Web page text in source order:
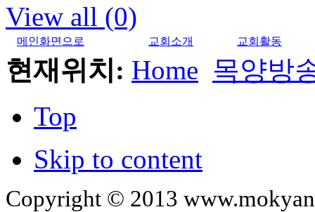
View all (0)
메인화면으로 교회소개 교회활동
현재위치: Home 목양방
Top
Skip to content
Copyright © 2013